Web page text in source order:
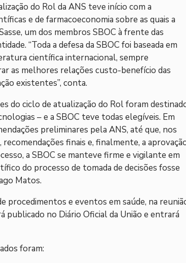
do Rol da ANS teve início com a
e de farmacoeconomia sobre as quais a
um dos membros SBOC à frente das
“Toda a defesa da SBOC foi baseada em
científica internacional, sempre
as melhores relações custo-benefício das
existentes”, conta.
do ciclo de atualização do Rol foram
– e a SBOC teve todas elegíveis. Em
preliminares pela ANS, até que, nos
finais e, finalmente, a
a SBOC se manteve firme e vigilante em
do processo de tomada de decisões fosse
Matos.
procedimentos e eventos em saúde, na
no Diário Oficial da União e entrará
foram: